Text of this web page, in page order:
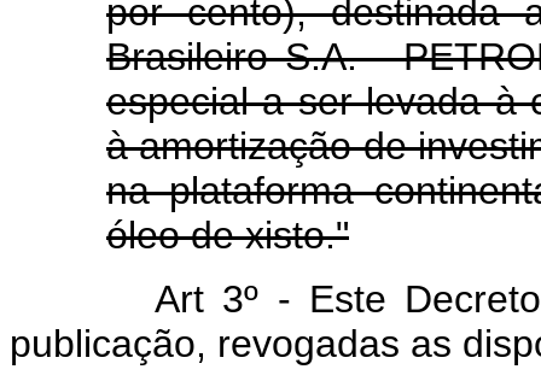
por cento), destinada
Brasileiro S.A. -
especial a ser levada à
à amortização de
na plataforma
óleo de xisto."
Art 3º - Este
publicação, revogadas as